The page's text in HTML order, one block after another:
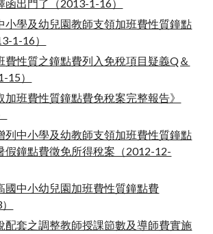
函出門了（2013-1-16）
小學及幼兒園教師支領加班費性質鐘點
1-16）
費性質之鐘點費列入免稅項目疑義Q＆
15）
加班費性質鐘點費免稅案完整報告》
列中小學及幼教師支領加班費性質鐘點
假鐘點費徵免所得稅案（2012-12-
國中小幼兒園加班費性質鐘點費
配套之調整教師授課節數及導師費實施